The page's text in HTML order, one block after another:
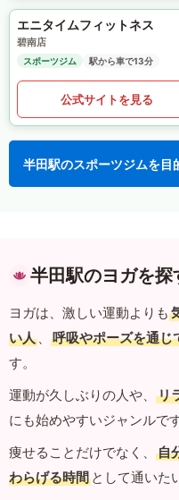
エニタイムフィットネス
碧南店
スポーツジム 駅から車で13分
公式サイトを見る
半田駅のスポーツジムを目
半田駅のヨガを探
ヨガは、激しい運動よりも
い人 、 呼吸やポーズを通じ
す。
運動が久しぶりの人や、
リ
にも始めやすいジャンルです
痩せることだけでなく、
自
わらげる時間 として通いた